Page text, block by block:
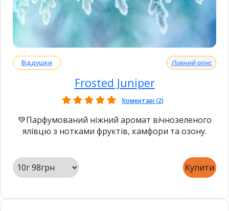
Віддушки Повний опис
Frosted Juniper
Коментарі (2)
💚Парфумований ніжний аромат вічнозеленого
ялівцю з нотками фруктів, камфори та озону.
Купити